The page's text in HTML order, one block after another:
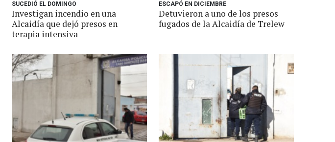
SUCEDIÓ EL DOMINGO
Investigan incendio en una
Alcaidía que dejó presos en
terapia intensiva
ESCAPÓ EN DICIEMBRE
Detuvieron a uno de los presos
fugados de la Alcaidía de Trelew